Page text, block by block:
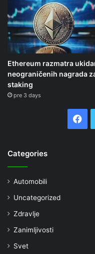
Ethereum razmatra
neograničenih nagrada
staking
pre 3 days
Categories
Automobili
Uncategorized
Zdravlje
Zanimljivosti
Svet